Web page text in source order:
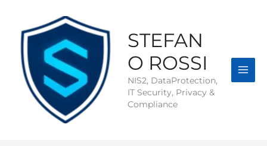
contenuto
STEFAN
O ROSSI
NIS2, DataProtection,
IT Security, Privacy &
Compliance